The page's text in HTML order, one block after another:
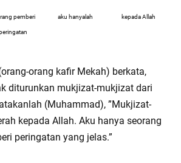
pemberi aku hanyalah kepada Allah
orang kafir Mekah) berkata,
diturunkan mukjizat-mukjizat dari
(Muhammad), ”Mukjizat-
kepada Allah. Aku hanya seorang
peringatan yang jelas.”